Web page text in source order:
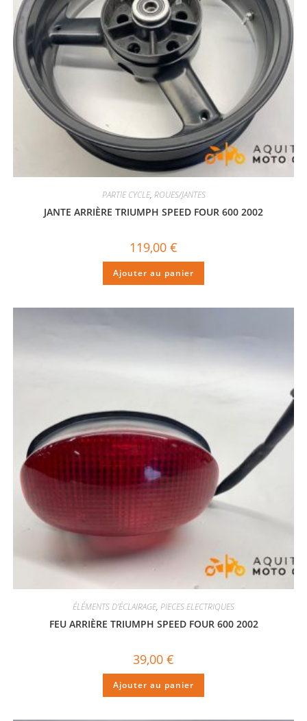
PARTIE CYCLE, ROUES/JANTES
JANTE ARRIÈRE TRIUMPH SPEED FOUR 600 2002
119,00 €
Ajouter au panier
ÉLÉMENTS D'ÉCLAIRAGE, PIECES ELECTRIQUES
FEU ARRIÈRE TRIUMPH SPEED FOUR 600 2002
39,00 €
Ajouter au panier